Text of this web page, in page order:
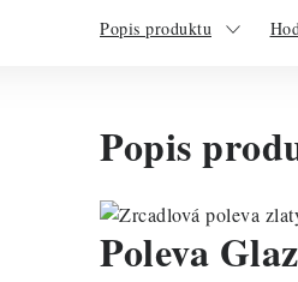
Popis produktu
Popis
Poleva